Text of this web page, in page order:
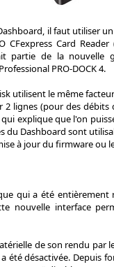
il faut utiliser
Card Reader
fait partie de la
PRO-DOCK 4.
utilisent le même
2 lignes (pour des
explique que l'on
Dashboard sont
à jour du firmware ou
qui a été entièrement
nouvelle interface
de son rendu par
été désactivée. Depuis